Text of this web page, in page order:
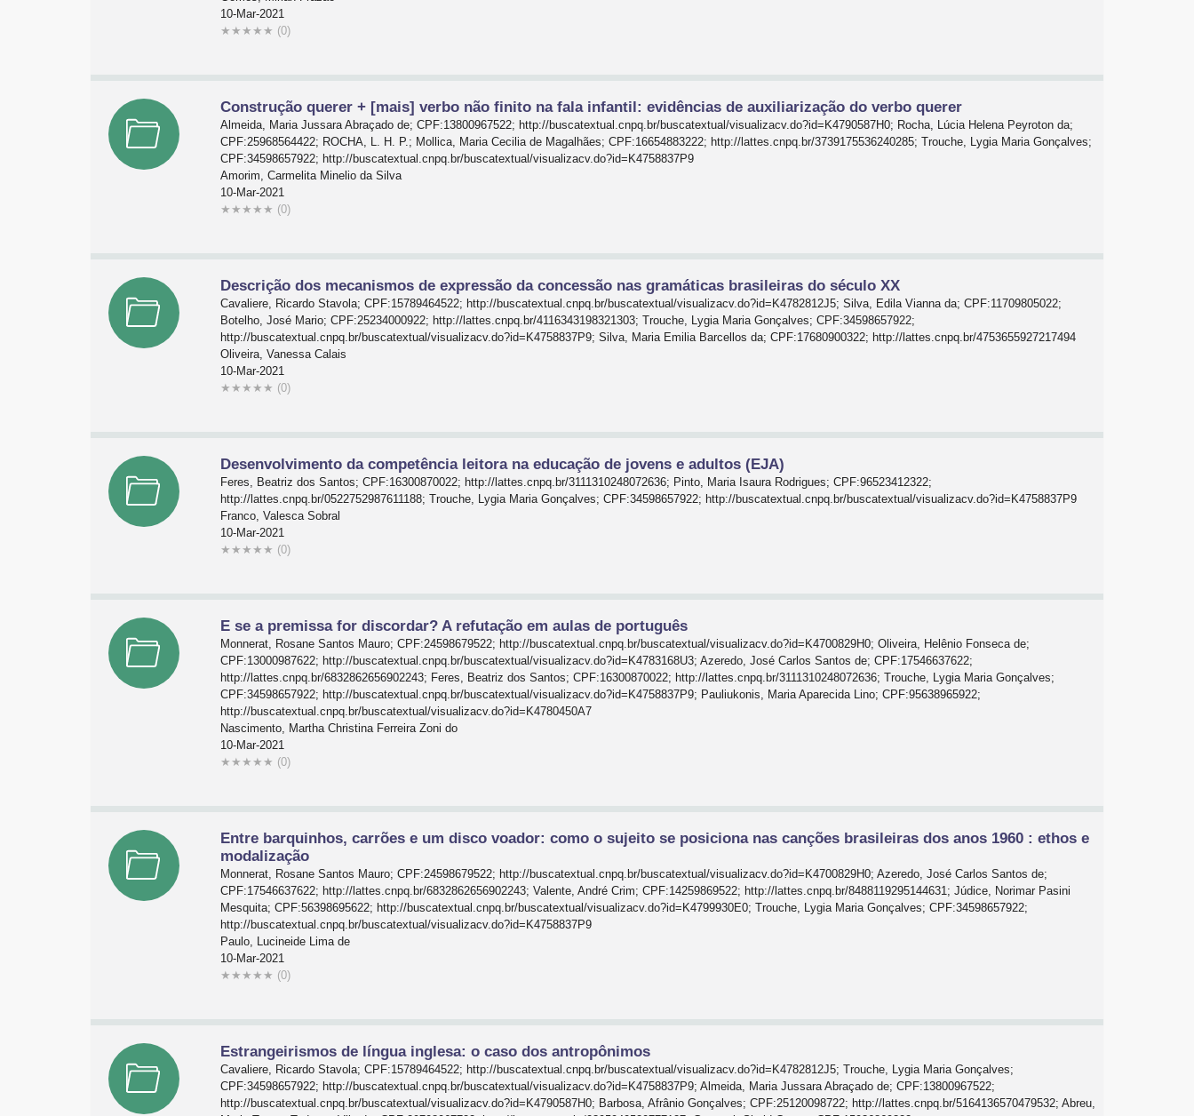
10-Mar-2021
★ ★ ★ ★ ★ (0)
Construção querer + [mais] verbo não finito na fala infantil: evidências de auxiliarização do verbo querer
Almeida, Maria Jussara Abraçado de; CPF:13800967522; http://buscatextual.cnpq.br/buscatextual/visualizacv.do?id=K4790587H0; Rocha, Lúcia Helena Peyroton da;
CPF:25968564422; ROCHA, L. H. P.; Mollica, Maria Cecilia de Magalhães; CPF:16654883222; http://lattes.cnpq.br/3739175536240285; Trouche, Lygia Maria Gonçalves;
CPF:34598657922; http://buscatextual.cnpq.br/buscatextual/visualizacv.do?id=K4758837P9
Amorim, Carmelita Minelio da Silva
10-Mar-2021
★ ★ ★ ★ ★ (0)
Descrição dos mecanismos de expressão da concessão nas gramáticas brasileiras do século XX
Cavaliere, Ricardo Stavola; CPF:15789464522; http://buscatextual.cnpq.br/buscatextual/visualizacv.do?id=K4782812J5; Silva, Edila Vianna da; CPF:11709805022;
Botelho, José Mario; CPF:25234000922; http://lattes.cnpq.br/4116343198321303; Trouche, Lygia Maria Gonçalves; CPF:34598657922;
http://buscatextual.cnpq.br/buscatextual/visualizacv.do?id=K4758837P9; Silva, Maria Emilia Barcellos da; CPF:17680900322; http://lattes.cnpq.br/4753655927217494
Oliveira, Vanessa Calais
10-Mar-2021
★ ★ ★ ★ ★ (0)
Desenvolvimento da competência leitora na educação de jovens e adultos (EJA)
Feres, Beatriz dos Santos; CPF:16300870022; http://lattes.cnpq.br/3111310248072636; Pinto, Maria Isaura Rodrigues; CPF:96523412322;
http://lattes.cnpq.br/0522752987611188; Trouche, Lygia Maria Gonçalves; CPF:34598657922; http://buscatextual.cnpq.br/buscatextual/visualizacv.do?id=K4758837P9
Franco, Valesca Sobral
10-Mar-2021
★ ★ ★ ★ ★ (0)
E se a premissa for discordar? A refutação em aulas de português
Monnerat, Rosane Santos Mauro; CPF:24598679522; http://buscatextual.cnpq.br/buscatextual/visualizacv.do?id=K4700829H0; Oliveira, Helênio Fonseca de;
CPF:13000987622; http://buscatextual.cnpq.br/buscatextual/visualizacv.do?id=K4783168U3; Azeredo, José Carlos Santos de; CPF:17546637622;
http://lattes.cnpq.br/6832862656902243; Feres, Beatriz dos Santos; CPF:16300870022; http://lattes.cnpq.br/3111310248072636; Trouche, Lygia Maria Gonçalves;
CPF:34598657922; http://buscatextual.cnpq.br/buscatextual/visualizacv.do?id=K4758837P9; Pauliukonis, Maria Aparecida Lino; CPF:95638965922;
http://buscatextual.cnpq.br/buscatextual/visualizacv.do?id=K4780450A7
Nascimento, Martha Christina Ferreira Zoni do
10-Mar-2021
★ ★ ★ ★ ★ (0)
Entre barquinhos, carrões e um disco voador: como o sujeito se posiciona nas canções brasileiras dos anos 1960 : ethos e
modalização
Monnerat, Rosane Santos Mauro; CPF:24598679522; http://buscatextual.cnpq.br/buscatextual/visualizacv.do?id=K4700829H0; Azeredo, José Carlos Santos de;
CPF:17546637622; http://lattes.cnpq.br/6832862656902243; Valente, André Crim; CPF:14259869522; http://lattes.cnpq.br/8488119295144631; Júdice, Norimar Pasini
Mesquita; CPF:56398695622; http://buscatextual.cnpq.br/buscatextual/visualizacv.do?id=K4799930E0; Trouche, Lygia Maria Gonçalves; CPF:34598657922;
http://buscatextual.cnpq.br/buscatextual/visualizacv.do?id=K4758837P9
Paulo, Lucineide Lima de
10-Mar-2021
★ ★ ★ ★ ★ (0)
Estrangeirismos de língua inglesa: o caso dos antropônimos
Cavaliere, Ricardo Stavola; CPF:15789464522; http://buscatextual.cnpq.br/buscatextual/visualizacv.do?id=K4782812J5; Trouche, Lygia Maria Gonçalves;
CPF:34598657922; http://buscatextual.cnpq.br/buscatextual/visualizacv.do?id=K4758837P9; Almeida, Maria Jussara Abraçado de; CPF:13800967522;
http://buscatextual.cnpq.br/buscatextual/visualizacv.do?id=K4790587H0; Barbosa, Afrânio Gonçalves; CPF:25120098722; http://lattes.cnpq.br/5164136570479532; Abreu,